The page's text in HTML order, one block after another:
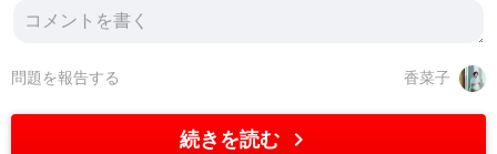
香菜子
問題を報告する
続きを読む chevron_right